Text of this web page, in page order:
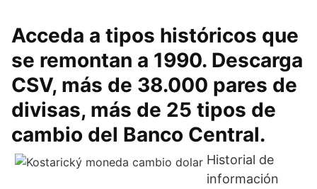
Acceda a tipos históricos que
se remontan a 1990. Descarga
CSV, más de 38.000 pares de
divisas, más de 25 tipos de
cambio del Banco Central.
Historial de
información